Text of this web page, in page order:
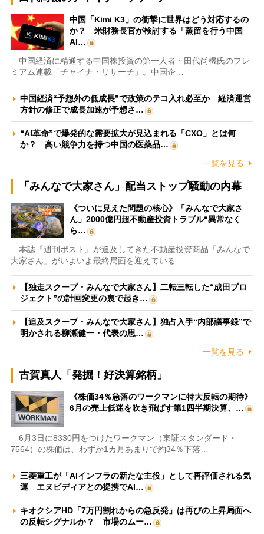
中国「Kimi K3」の衝撃に世界はどう対応するの
か？ 米財務長官が検討する「蒸留を行う中国
AI…
中国経済に精通する中国株投資の第一人者・田代尚機氏のプレ
ミアム連載「チャイナ・リサーチ」。中国企…
中国経済“予想外の低成長”で政策のテコ入れ必至か 経済運営
方針の修正で成長加速が予想さ…
“AI革命”で爆発的な需要拡大が見込まれる「CXO」とは何
か？ 高い競争力を持つ中国の医薬品…
一覧を見る
「みんなで大家さん」配当ストップ騒動の内幕
《ついに見えた問題の核心》「みんなで大家さ
ん」2000億円超不動産投資トラブル“異常なく
ら…
本誌『週刊ポスト』が追及してきた不動産投資商品「みんなで
大家さん」がいよいよ最終局面を迎えている…
【独走スクープ・みんなで大家さん】二転三転した“成田プロ
ジェクト”の計画変更の裏で起き…
【追及スクープ・みんなで大家さん】独占入手“内部議事録”で
明かされる柳瀬健一・代表の思…
一覧を見る
古賀真人「発掘！好決算銘柄」
《株価34％急落のワークマンに特大反転の期待》
6月の売上低迷を吹き飛ばす第1四半期決算、…
6月3日に8330円をつけたワークマン（東証スタンダード・
7564）の株価は、わずか1カ月あまりで約34％下落…
三菱重工が「AIインフラの新たな主役」として再評価される気
運 エヌビディアとの提携でAI…
キオクシアHD「7万円割れからの急反発」は再びの上昇局面へ
の反転シグナルか？ 市場のムー…